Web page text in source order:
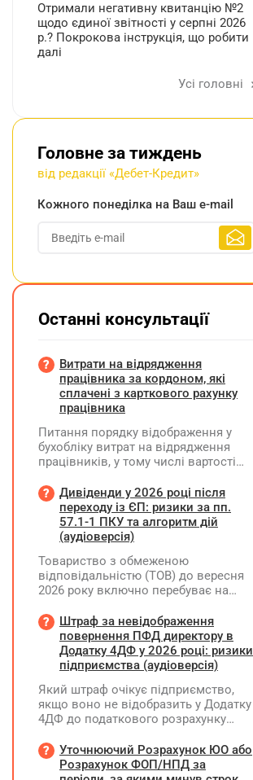
Отримали негативну квитанцію №2
щодо єдиної звітності у серпні 2026
р.? Покрокова інструкція, що робити
далі
Усі головні
Головне за тиждень
від редакції «Дебет-Кредит»
Кожного понеділка на Ваш e-mail
Останні консультації
Витрати на відрядження
працівника за кордоном, які
сплачені з карткового рахунку
працівника
Питання порядку відображення у
бухобліку витрат на відрядження
працівників, у тому числі вартості
карткового рахунку працівника та
підтвердження таких операцій
первинними документами, належать
до компетенції Мінфіну
Дивіденди у 2026 році після
переходу із ЄП: ризики за пп.
57.1-1 ПКУ та алгоритм дій
(аудіоверсія)
Товариство з обмеженою
відповідальністю (ТОВ) до вересня
2026 року включно перебуває на
(єдиний податок, 3 група, ставка 5%,
неплатник ПДВ). З 1 жовтня 2026
року підприємство переходить на
загальну систему оподаткування
прибуток). За результатами
діяльності у періоді 2024–2025 років
(під час перебування на спрощеній
чистий прибуток, сума
нерозподіленого прибутку в балансі
Штраф за невідображення
повернення ПФД директору в
Додатку 4ДФ у 2026 році: ризики
підприємства (аудіоверсія)
Який штраф очікує підприємство,
якщо воно не відобразить у Додатку
4ДФ до податкового розрахунку
допомоги (ПФД) директору?
Уточнюючий Розрахунок ЮО або
Розрахунок ФОП/НПД за